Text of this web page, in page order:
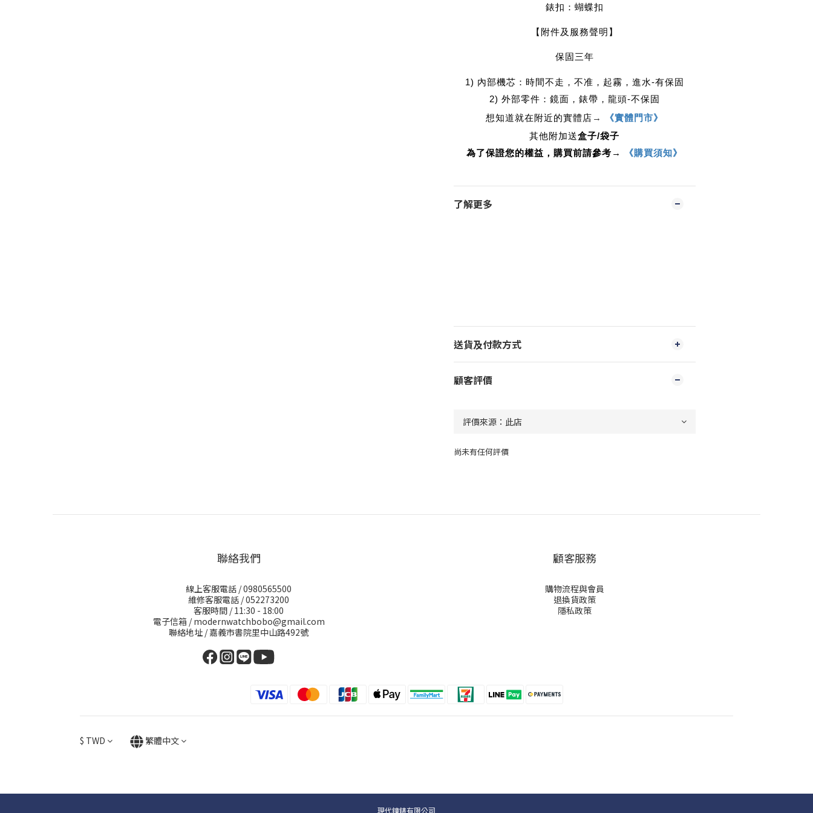
錶扣：蝴蝶扣
【附件及服務聲明】
保固三年
1) 內部機芯：時間不走，不准，起霧，進水-有保固
2) 外部零件：鏡面，錶帶，龍頭-不保固
想知道就在附近的實體店 →
《實體門市》
其他附加送盒子/袋子
為了保證您的權益，購買前請參考→
《購買須知》
了解更多
送貨及付款方式
顧客評價
尚未有任何評價
聯絡我們
線上客服電話 / 0980565500
維修客服電話 / 052273200
客服時間 / 11:30 - 18:00
電子信箱 / modernwatchbobo@gmail.com
聯絡地址 / 嘉義市書院里中山路492號
顧客服務
購物流程與會員
退換貨政策
隱私政策
$ TWD 繁體中文
現代鐘錶有限公司